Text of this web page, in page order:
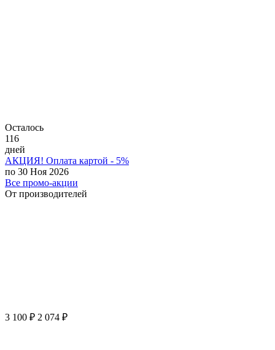
Осталось
116
дней
АКЦИЯ! Оплата картой - 5%
по 30 Ноя 2026
Все промо-акции
От производителей
3 100 ₽ 2 074 ₽